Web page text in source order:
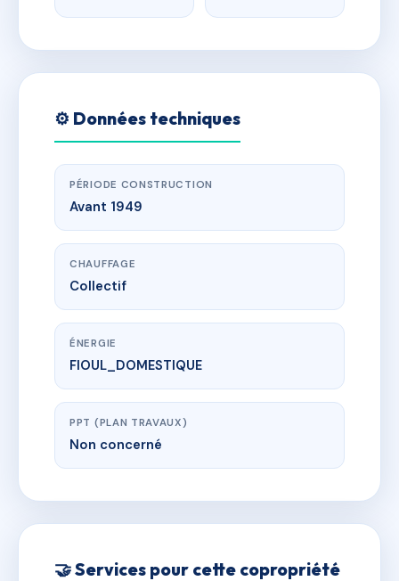
⚙️ Données techniques
PÉRIODE CONSTRUCTION
Avant 1949
CHAUFFAGE
Collectif
ÉNERGIE
FIOUL_DOMESTIQUE
PPT (PLAN TRAVAUX)
Non concerné
🤝 Services pour cette copropriété